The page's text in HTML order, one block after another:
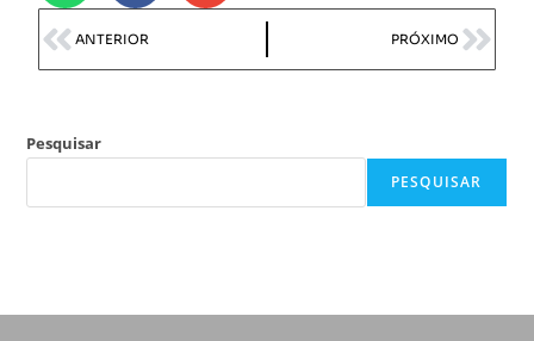
ANTERIOR PRÓXIMO
Pesquisar
PESQUISAR